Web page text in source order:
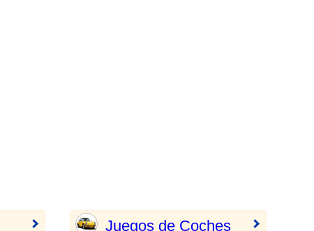
Juegos de Coches